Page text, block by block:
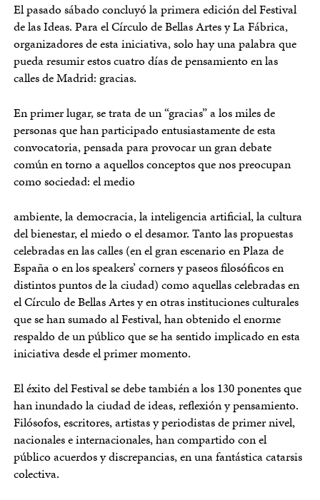
El pasado sábado concluyó la primera edición del Festival
de las Ideas. Para el Círculo de Bellas Artes y La Fábrica,
organizadores de esta iniciativa, solo hay una palabra que
pueda resumir estos cuatro días de pensamiento en las
calles de Madrid: gracias.
En primer lugar, se trata de un “gracias” a los miles de
personas que han participado entusiastamente de esta
convocatoria, pensada para provocar un gran debate
común en torno a aquellos conceptos que nos preocupan
como sociedad: el medio
ambiente, la democracia, la inteligencia artificial, la cultura
del bienestar, el miedo o el desamor. Tanto las propuestas
celebradas en las calles (en el gran escenario en Plaza de
España o en los speakers’ corners y paseos filosóficos en
distintos puntos de la ciudad) como aquellas celebradas en
el Círculo de Bellas Artes y en otras instituciones culturales
que se han sumado al Festival, han obtenido el enorme
respaldo de un público que se ha sentido implicado en esta
iniciativa desde el primer momento.
El éxito del Festival se debe también a los 130 ponentes que
han inundado la ciudad de ideas, reflexión y pensamiento.
Filósofos, escritores, artistas y periodistas de primer nivel,
nacionales e internacionales, han compartido con el
público acuerdos y discrepancias, en una fantástica catarsis
colectiva.